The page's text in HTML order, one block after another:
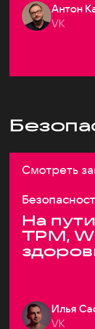
Антон
VK
Смотреть
На
TPM,
Илья
VK